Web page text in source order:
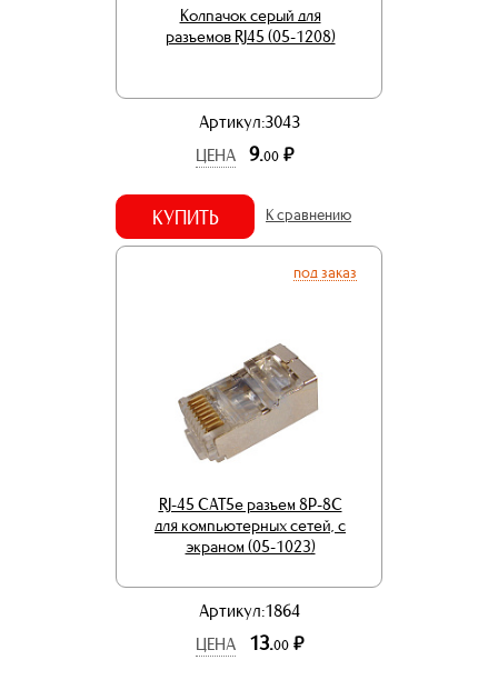
Колпачок серый для
разъемов RJ45 (05-1208)
Артикул:3043
ЦЕНА
9.00 р.
КУПИТЬ К сравнению
под заказ
RJ-45 CAT5e разъем 8P-8C
для компьютерных сетей, с
экраном (05-1023)
Артикул:1864
ЦЕНА
13.00 р.